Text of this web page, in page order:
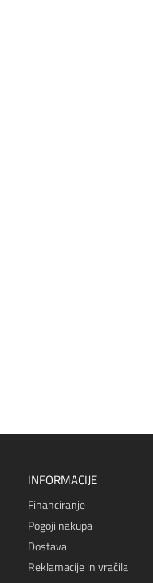
INFORMACIJE
Financiranje
Pogoji nakupa
Dostava
Reklamacije in vračila